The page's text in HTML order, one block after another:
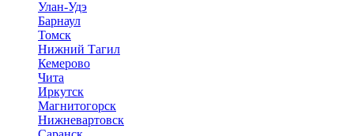
Улан-Удэ
Барнаул
Томск
Нижний Тагил
Кемерово
Чита
Иркутск
Магнитогорск
Нижневартовск